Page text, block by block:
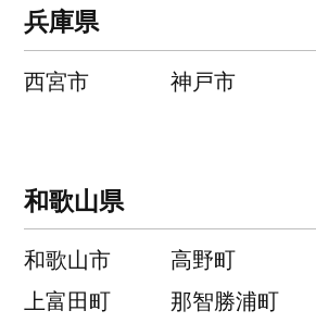
兵庫県
西宮市 神戸市
和歌山県
和歌山市 高野町
上富田町
那智勝浦町